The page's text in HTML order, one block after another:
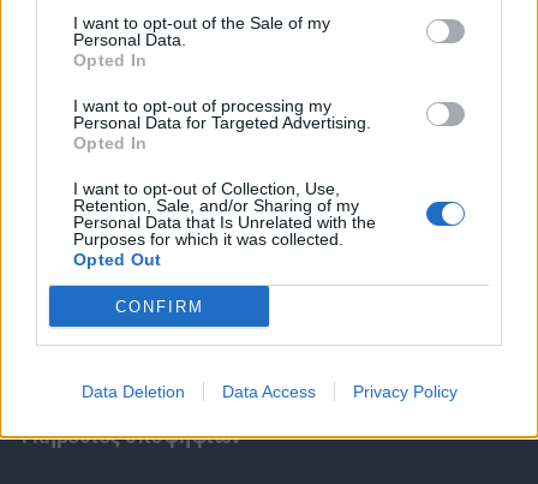
I want to opt-out of the Sale of my
Personal Data.
Opted In
I want to opt-out of processing my
Personal Data for Targeted Advertising.
Opted In
I want to opt-out of Collection, Use,
Retention, Sale, and/or Sharing of my
Personal Data that Is Unrelated with the
Purposes for which it was collected.
Opted Out
CONFIRM
Data Deletion Data Access Privacy Policy
Θέσεις εργασίας
Όλες οι Θέσεις Εργασίας
Θέσεις Εργασίας ανά Ειδικότητα
Θέσεις Εργασίας ανά Εταιρεία
Υπηρεσίες υποψηφίων